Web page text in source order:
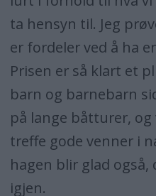
ta hensyn til. Jeg
er fordeler ved å ha
Prisen er så klart et
barn og barnebarn
på lange båtturer,
treffe gode venner i
hagen blir glad
igjen.